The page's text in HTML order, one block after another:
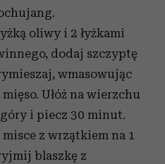
oliwy i 2 łyżkami
dodaj szczyptę
wmasowując
Ułóż na wierzchu
i piecz 30 minut.
z wrzątkiem na 1
blaszkę z